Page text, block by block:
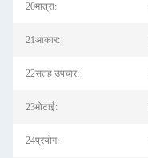
20मात्रा:
21आकार:
22सतह उपचार:
23मोटाई:
24प्रयोग: